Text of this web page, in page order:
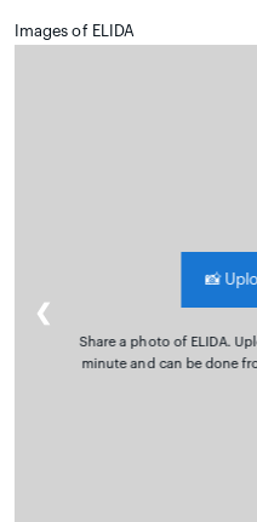
Images of ELIDA
📸
Share a photo of ELIDA.
minute and can be done
❮